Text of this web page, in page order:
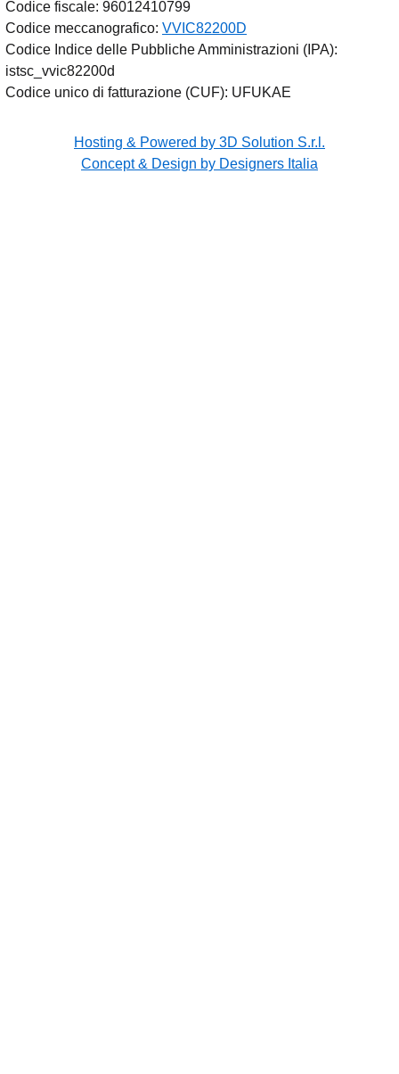
Codice fiscale: 96012410799
Codice meccanografico: VVIC82200D
Codice Indice delle Pubbliche Amministrazioni (IPA):
istsc_vvic82200d
Codice unico di fatturazione (CUF): UFUKAE
Hosting & Powered by 3D Solution S.r.l.
Concept & Design by Designers Italia